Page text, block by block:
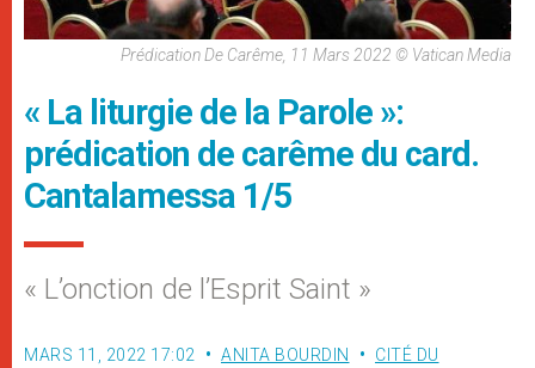
Prédication De Carême, 11 Mars 2022 © Vatican Media
« La liturgie de la Parole »:
prédication de carême du card.
Cantalamessa 1/5
« L’onction de l’Esprit Saint »
MARS 11, 2022 17:02 ANITA BOURDIN
CITÉ DU